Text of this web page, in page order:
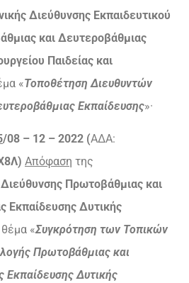
Διεύθυνσης Εκπαιδευτικού
και Δευτεροβάθμιας
Παιδείας και
«Τοποθέτηση Διευθυντών
Εκπαίδευσης»·
/08 – 12 – 2022 (ΑΔΑ:
Απόφαση της
Πρωτοβάθμιας και
Εκπαίδευσης Δυτικής
θέμα «Συγκρότηση των Τοπικών
Πρωτοβάθμιας και
Εκπαίδευσης Δυτικής